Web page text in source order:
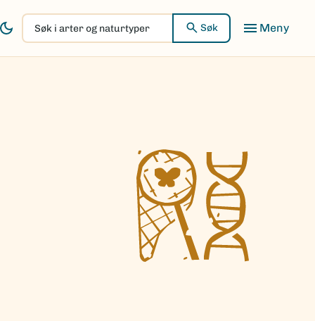
Søk
i
arter
Søk